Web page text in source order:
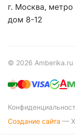
г. Москва,
дом 8-12
© 2026 Amberika.ru
Создание сайта —